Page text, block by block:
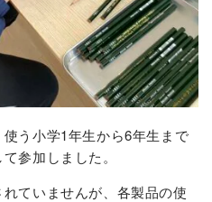
う小学1年生から6年生まで
参加しました。
ていませんが、各製品の使